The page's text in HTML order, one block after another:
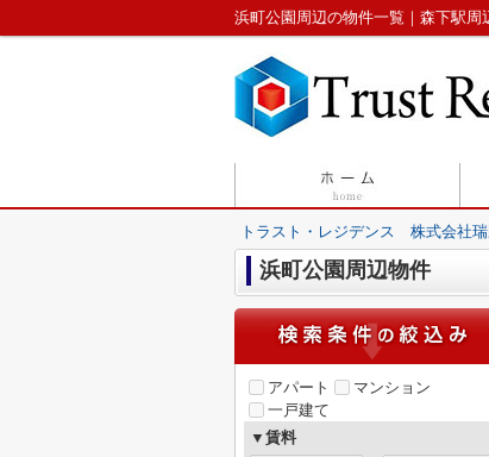
浜町公園周辺の物件一覧｜森下駅
トラスト・レジデンス 株式会社
浜町公園周辺物件
アパート
マンション
一戸建て
▼賃料